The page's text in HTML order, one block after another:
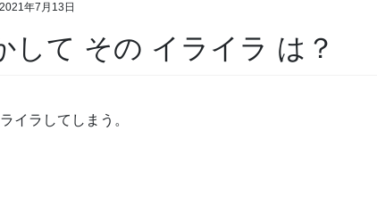
2021年7月13日
して その イライラ は？
イラしてしまう。